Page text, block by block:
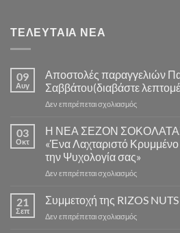
ΤΕΛΕΥΤΑΊΑ ΝΈΑ
09
Αυγ
Αποστολές παραγγελιών
Σαββάτου(διαβάστε
Δεν επιτρέπεται σχολιασμόςστο
Παρασκευής
και
λεπτομέρειες»)
03
Οκτ
Η ΝΕΑ ΣΕΖΟΝ
«Ένα Λαχταριστό Κρυμμένο
την Ψυχολογία σας»
Δεν επιτρέπεται σχολιασμόςστο
ΝΕΑ
ΣΕΖΟΝ
ΣΟΚΟΛΑΤΑΣ
21
Σεπ
Συμμετοχή της RIZOS NUTS
Δεν επιτρέπεται σχολιασμόςστο